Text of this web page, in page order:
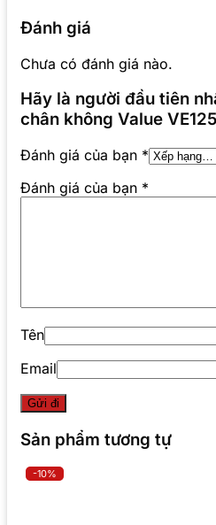
Đánh giá
Chưa có đánh giá nào.
Hãy là người đầu tiên
chân không Value
Đánh giá của bạn *
Đánh giá của bạn *
Tên
Email
Sản phẩm tương tự
-10%